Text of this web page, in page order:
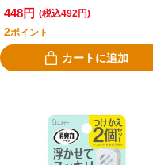
本体 グリーンフルーティー
448円 (税込492円)
2ポイント
カートに追加